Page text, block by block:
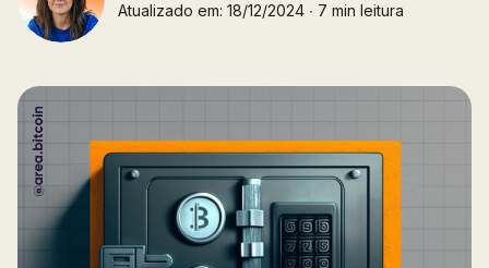
Atualizado em: 18/12/2024 ∙ 7 min leitura